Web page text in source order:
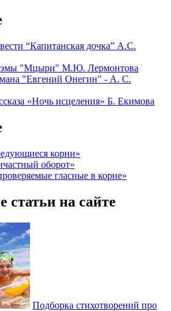
“Капитанская дочка” А.С.
"Мцыри" М.Ю. Лермонтова
"Евгений Онегин" - А. С.
«Ночь исцеления» Б. Екимова
корни»
оборот»
гласные в корне»
статьи на сайте
Подборка стихотворений про